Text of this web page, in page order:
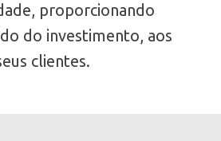
proporcionando
do investimento, aos
clientes.